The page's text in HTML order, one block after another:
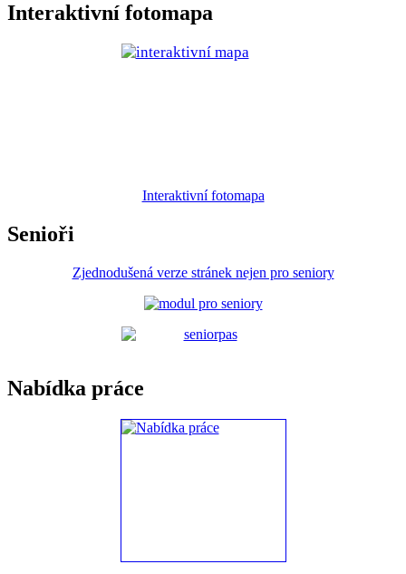
Interaktivní fotomapa
Interaktivní fotomapa
Senioři
Zjednodušená verze stránek nejen pro seniory
Nabídka práce